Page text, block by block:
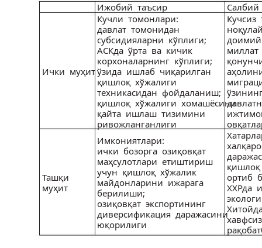
Ижобий таъсир
Ички муҳит
Кучли томонлари:
давлат томонидан
субсидияларни кўплиги;
АСКда ўрта ва кичик
корхоналарнинг кўплиги;
ўзида ишлаб чиқарилган
қишлоқ хўжалиги
техникасидан фойдаланиш;
қишлоқ хўжалиги хомашёсини
қайта ишлаш тизимини
ривожланганлиги
Кучсиз
Ташқи
муҳит
Имкониятлари:
ички бозорга озиқ­овқат
маҳсулотлари етиштириш
учун қишлоқ хўжалик
майдонларини ижарага
берилиши;
озиқ­овқат экспортининг
диверсификация даражасини
юқорилиги
ортиб
ХХРда